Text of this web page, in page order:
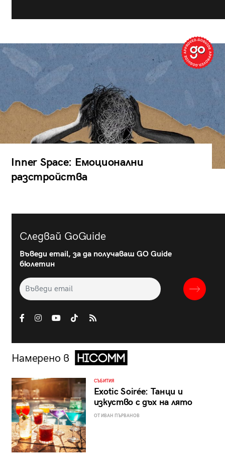
Inner Space: Емоционални
разстройства
Следвай GoGuide
Въведи email, за да получаваш GO Guide
бюлетин
Намерено в
СЪБИТИЯ
Exotic Soirée: Танци и
изкуство с дъх на лято
ОТ ИВАН ПЪРВАНОВ